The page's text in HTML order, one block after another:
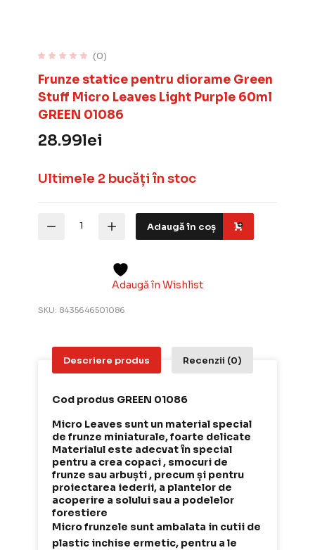
(0)
Frunze statice pentru diorame Green
Stuff Micro Leaves Light Purple 60ml
GREEN 01086
28.99lei
Ultimele 2 bucăți în stoc
Frunze
Micro
Purple
GREEN
Adaugă în coș
Adaugă în Wishlist
SKU: 8435646501086
Descriere produs Recenzii (0)
Cod produs GREEN 01086
Micro Leaves sunt un material special
de frunze miniaturale, foarte delicate
Materialul este adecvat în special
pentru a crea copaci , smocuri de
frunze sau arbuști , precum și pentru
proiectarea iederii, a plantelor de
acoperire a solului sau a podelelor
forestiere
Micro frunzele sunt ambalata in cutii de
plastic inchise ermetic, pentru a le